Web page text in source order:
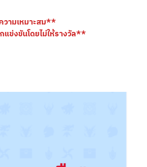
ามเหมาะสม**
ข่งขันโดยไม่ให้รางวัล**